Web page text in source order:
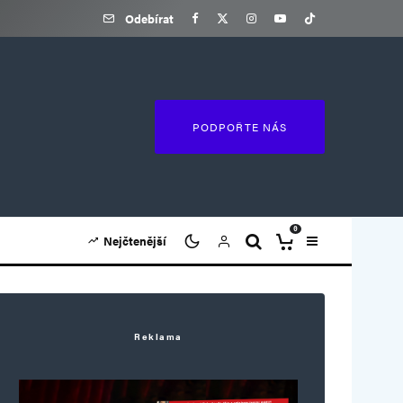
Odebírat
PODPOŘTE NÁS
Nejčtenější
0
Reklama